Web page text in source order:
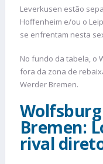
Leverkusen estão
Hoffenheim e/ou o
se enfrentam nesta
No fundo da tabela, o
fora da zona de
Werder Bremen.
Bremen:
rival